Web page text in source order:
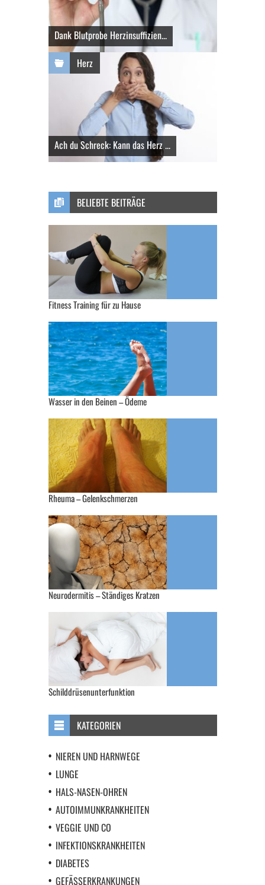
Dank Blutprobe Herzinsuffizien...
Herz
Ach du Schreck: Kann das Herz ...
BELIEBTE BEITRÄGE
Fitness Training für zu Hause
Wasser in den Beinen – Ödeme
Rheuma – Gelenkschmerzen
Neurodermitis – Ständiges Kratzen
Schilddrüsenunterfunktion
KATEGORIEN
NIEREN UND HARNWEGE
LUNGE
HALS-NASEN-OHREN
AUTOIMMUNKRANKHEITEN
VEGGIE UND CO
INFEKTIONSKRANKHEITEN
DIABETES
GEFÄSSERKRANKUNGEN